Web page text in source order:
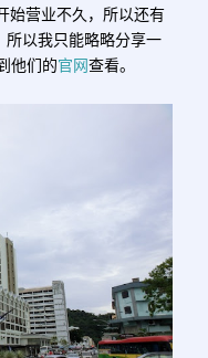
始营业不久，所以还有
所以我只能略略分享一
他们的官网查看。